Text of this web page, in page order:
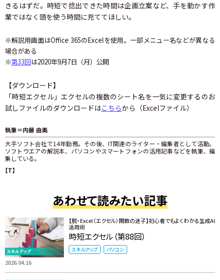
きるはずだ。時短で捻出できた時間は企画立案など、手を動かす作
業ではなく頭を使う時間に充ててほしい。
※解説用画面はOffice 365のExcelを使用。一部メニュー名などが異なる
場合がある
※第33回は2020年9月7日（月）公開
【ダウンロード】
「時短エクセル」エクセルの複数のシート名を一気に変更するのお
試しファイルのダウンロードはこちらから（Excelファイル）
執筆＝内藤 由美
大手ソフト会社で14年勤務。その後、IT関連のライター・編集者として活動。
ソフトウエアの解説本、パソコンやスマートフォンの活用記事などを執筆、編
集している。
【T】
あわせて読みたい記事
2026.04.16
【脱・Excel（エクセル）関数の迷子】初心者でもよくわかる生成AI
活用術
時短エクセル（第88回）
スキルアップ パソコン